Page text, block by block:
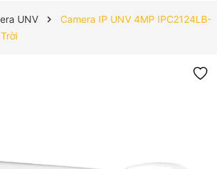
UNV
Camera IP UNV 4MP IPC2124LB-